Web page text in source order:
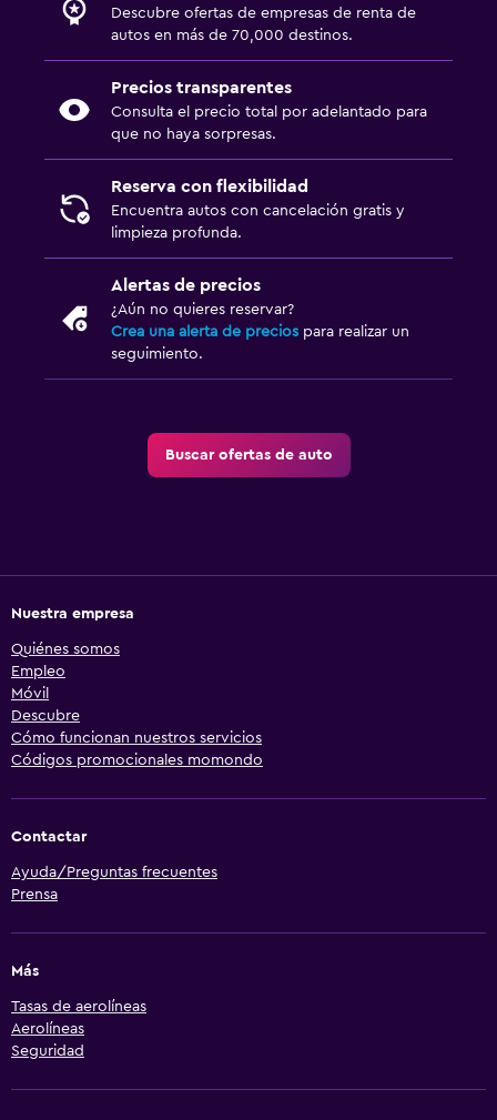
Descubre ofertas de empresas de renta de
autos en más de 70,000 destinos.
Precios transparentes
Consulta el precio total por adelantado para
que no haya sorpresas.
Reserva con flexibilidad
Encuentra autos con cancelación gratis y
limpieza profunda.
Alertas de precios
¿Aún no quieres reservar?
Crea una alerta de precios para realizar un
seguimiento.
Buscar ofertas de auto
Nuestra empresa
Quiénes somos
Empleo
Móvil
Descubre
Cómo funcionan nuestros servicios
Códigos promocionales momondo
Contactar
Ayuda/Preguntas frecuentes
Prensa
Más
Tasas de aerolíneas
Aerolíneas
Seguridad